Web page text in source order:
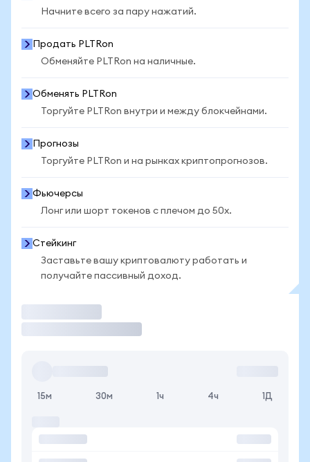
Начните всего за пару нажатий.
Продать PLTRon
Обменяйте PLTRon на наличные.
Обменять PLTRon
Торгуйте PLTRon внутри и между блокчейнами.
Прогнозы
Торгуйте PLTRon и на рынках криптопрогнозов.
Фьючерсы
Лонг или шорт токенов с плечом до 50x.
Стейкинг
Заставьте вашу криптовалюту работать и
получайте пассивный доход.
15м 30м 1ч 4ч 1Д